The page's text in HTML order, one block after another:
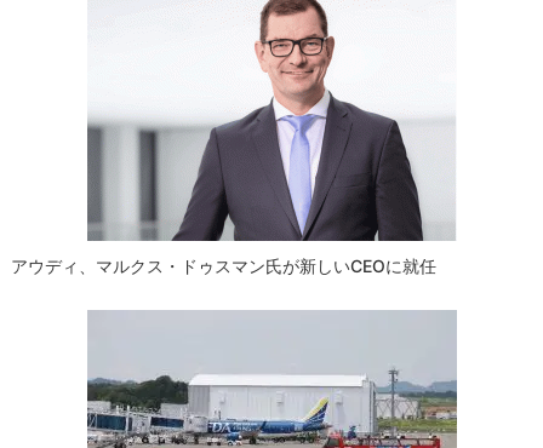
アウディ、マルクス・ドゥスマン氏が新しいCEOに就任